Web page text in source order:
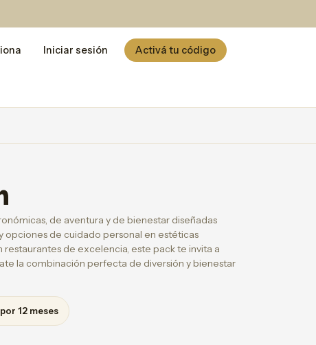
Iniciar sesión Activá tu código
de aventura y de bienestar diseñadas
opciones de cuidado personal en estéticas
de excelencia, este pack te invita a
la combinación perfecta de diversión y bienestar
12 meses